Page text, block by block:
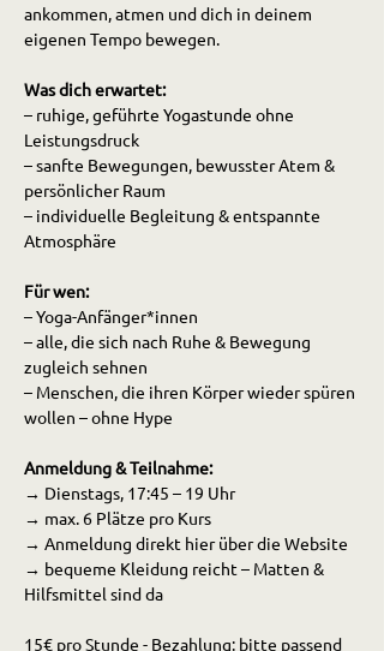
ankommen, atmen und dich in deinem
eigenen Tempo bewegen.
Was dich erwartet:
– ruhige, geführte Yogastunde ohne
Leistungsdruck
– sanfte Bewegungen, bewusster Atem &
persönlicher Raum
– individuelle Begleitung & entspannte
Atmosphäre
Für wen:
– Yoga-Anfänger*innen
– alle, die sich nach Ruhe & Bewegung
zugleich sehnen
– Menschen, die ihren Körper wieder spüren
wollen – ohne Hype
Anmeldung & Teilnahme:
→ Dienstags, 17:45 – 19 Uhr
→ max. 6 Plätze pro Kurs
→ Anmeldung direkt hier über die Website
→ bequeme Kleidung reicht – Matten &
Hilfsmittel sind da
15€ pro Stunde - Bezahlung: bitte passend